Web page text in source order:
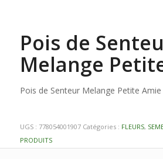
Pois de
Melange
Pois de Senteur Melange Petite Amie
UGS : 778054001907 Catégories : FLEURS,
PRODUITS